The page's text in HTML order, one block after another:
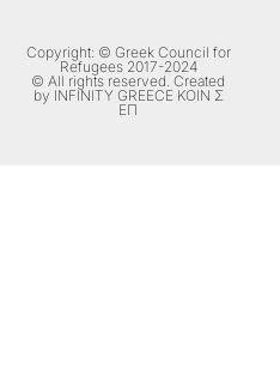
Copyright: © Greek Council for
Refugees 2017-2024
© All rights reserved. Created
by INFINITY GREECE ΚΟΙΝ Σ
ΕΠ